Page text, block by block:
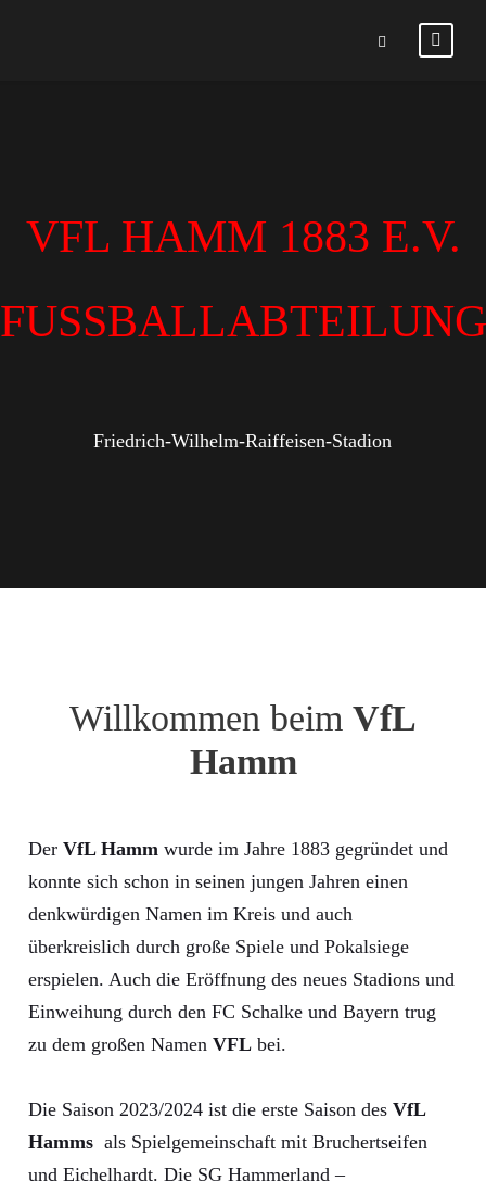
VFL HAMM 1883 E.V.
FUSSBALLABTEILUNG
Friedrich-Wilhelm-Raiffeisen-Stadion
Willkommen beim VfL
Hamm
Der VfL Hamm wurde im Jahre 1883 gegründet und
konnte sich schon in seinen jungen Jahren einen
denkwürdigen Namen im Kreis und auch
überkreislich durch große Spiele und Pokalsiege
erspielen. Auch die Eröffnung des neues Stadions und
Einweihung durch den FC Schalke und Bayern trug
zu dem großen Namen VFL bei.
Die Saison 2023/2024 ist die erste Saison des VfL
Hamms als Spielgemeinschaft mit Bruchertseifen
und Eichelhardt. Die SG Hammerland –